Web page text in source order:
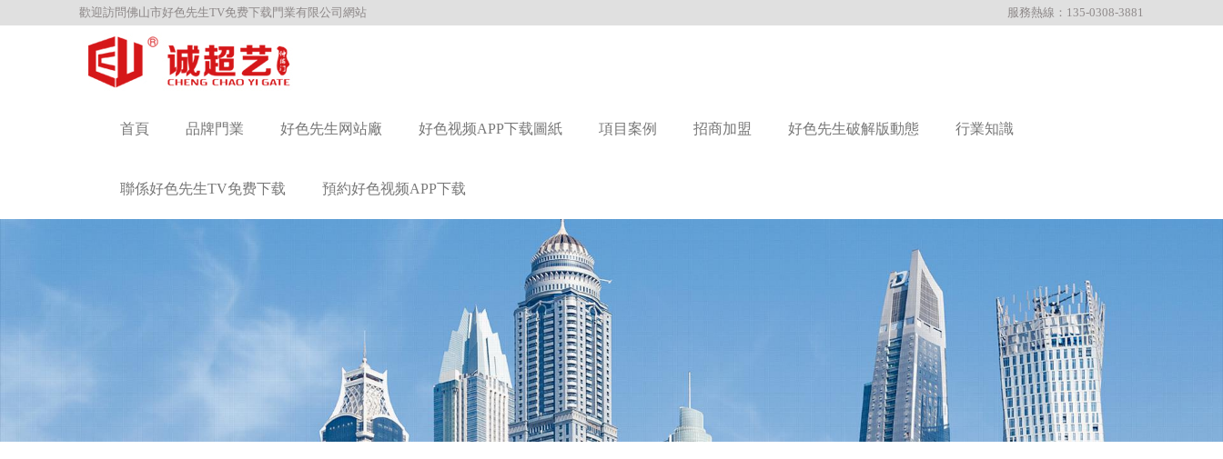
歡迎訪問佛山市好色先生TV免费下载門業有限公司網站 服務熱線：135-0308-3881
首頁 品牌門業 好色先生网站廠 好色视频APP下载圖紙 項目案例 招商加盟 好色先生破解版動態 行業知識
聯係好色先生TV免费下载 預約好色视频APP下载